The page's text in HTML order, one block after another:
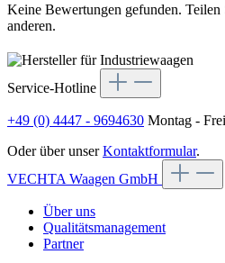
Keine Bewertungen gefunden.
anderen.
Service-Hotline
+49 (0) 4447 - 9694630 Montag -
Oder über unserKontaktformular.
VECHTA Waagen GmbH
Über uns
Qualitätsmanagement
Partner